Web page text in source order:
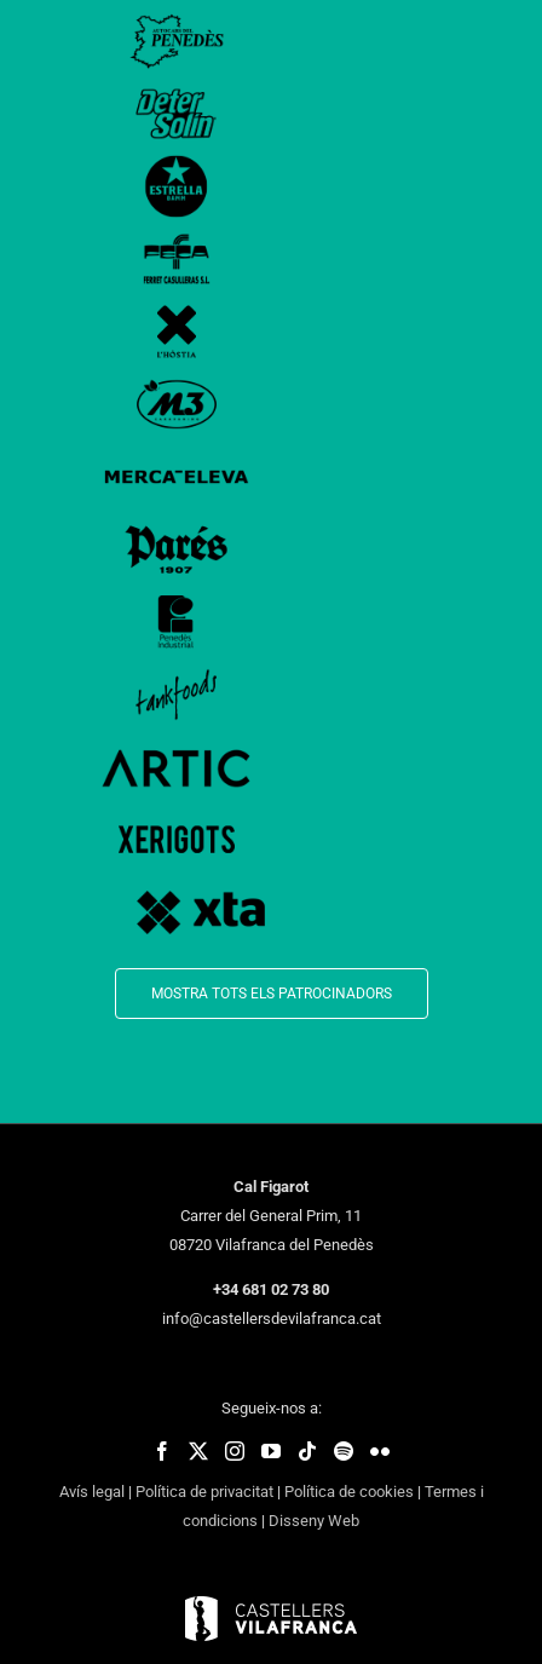
MOSTRA TOTS ELS PATROCINADORS
Cal Figarot
Carrer del General Prim, 11
08720 Vilafranca del Penedès
+34 681 02 73 80
info@castellersdevilafranca.cat
Segueix-nos a:
Avís legal | Política de privacitat| Política de cookies | Termes i
condicions | Disseny Web